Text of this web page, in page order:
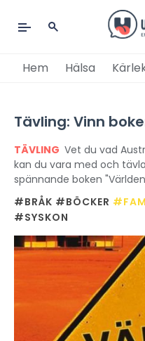
Hem Hälsa
Tävling: Vinn
TÄVLING Vet du vad
kan du vara med och
spännande boken
#BRÅK #BÖCKER
#SYSKON